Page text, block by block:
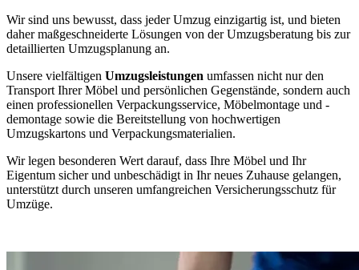
Wir sind uns bewusst, dass jeder Umzug einzigartig ist, und bieten
daher maßgeschneiderte Lösungen von der Umzugsberatung bis zur
detaillierten Umzugsplanung an.
Unsere vielfältigen Umzugsleistungen umfassen nicht nur den
Transport Ihrer Möbel und persönlichen Gegenstände, sondern auch
einen professionellen Verpackungsservice, Möbelmontage und -
demontage sowie die Bereitstellung von hochwertigen
Umzugskartons und Verpackungsmaterialien.
Wir legen besonderen Wert darauf, dass Ihre Möbel und Ihr
Eigentum sicher und unbeschädigt in Ihr neues Zuhause gelangen,
unterstützt durch unseren umfangreichen Versicherungsschutz für
Umzüge.